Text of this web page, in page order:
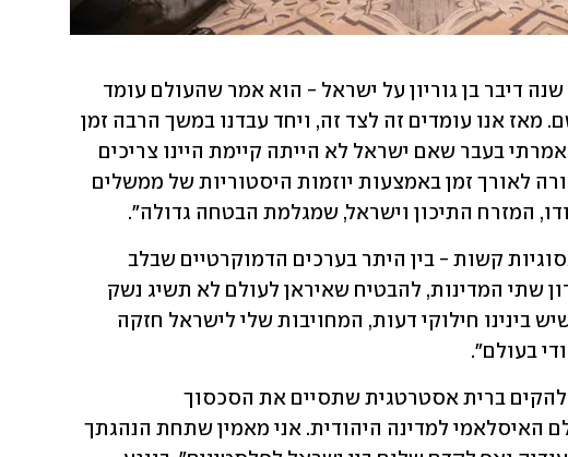
המזרח התיכון וישראל, שמגלמת הבטחה גדולה".
בעולם".